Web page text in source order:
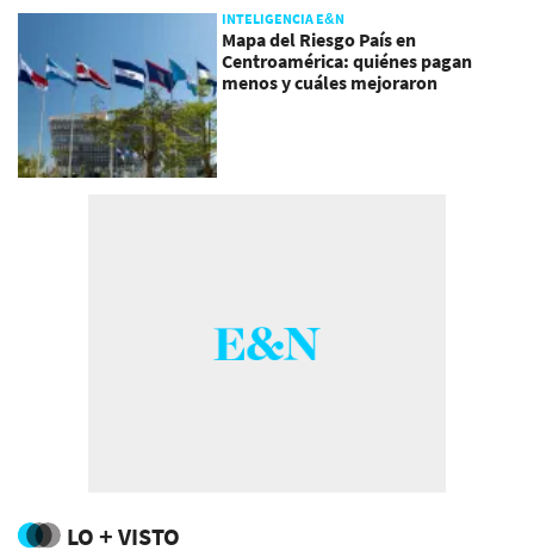
INTELIGENCIA E&N
Mapa del Riesgo País en
Centroamérica: quiénes pagan
menos y cuáles mejoraron
LO + VISTO